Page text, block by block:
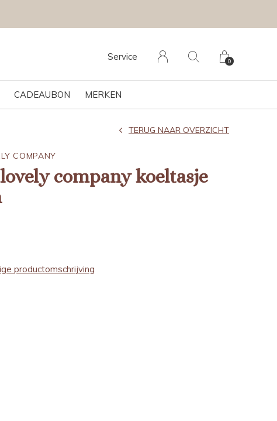
CADEAUBON MERKEN
Service 0
COMPANY
company koeltasje
TERUG NAAR OVERZICHT
productomschrijving